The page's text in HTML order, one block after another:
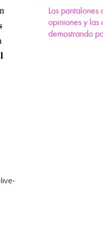
Los
opiniones y las
demostrando